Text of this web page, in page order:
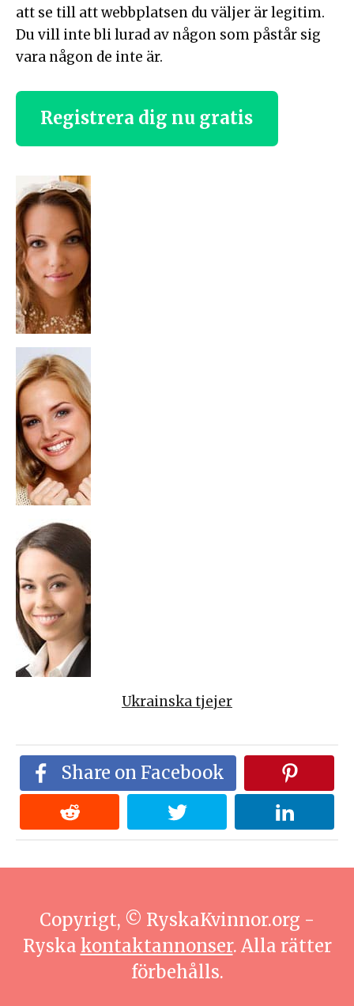
att se till att webbplatsen du väljer är legitim.
Du vill inte bli lurad av någon som påstår sig
vara någon de inte är.
Registrera dig nu gratis
Ukrainska tjejer
Share on Facebook
Copyrigt, © RyskaKvinnor.org -
Ryska kontaktannonser. Alla rätter
förbehålls.